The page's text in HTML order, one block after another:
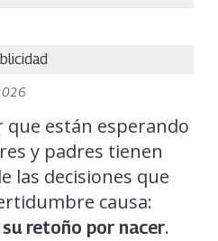
que están esperando
y padres tienen
las decisiones que
causa:
retoño por nacer.